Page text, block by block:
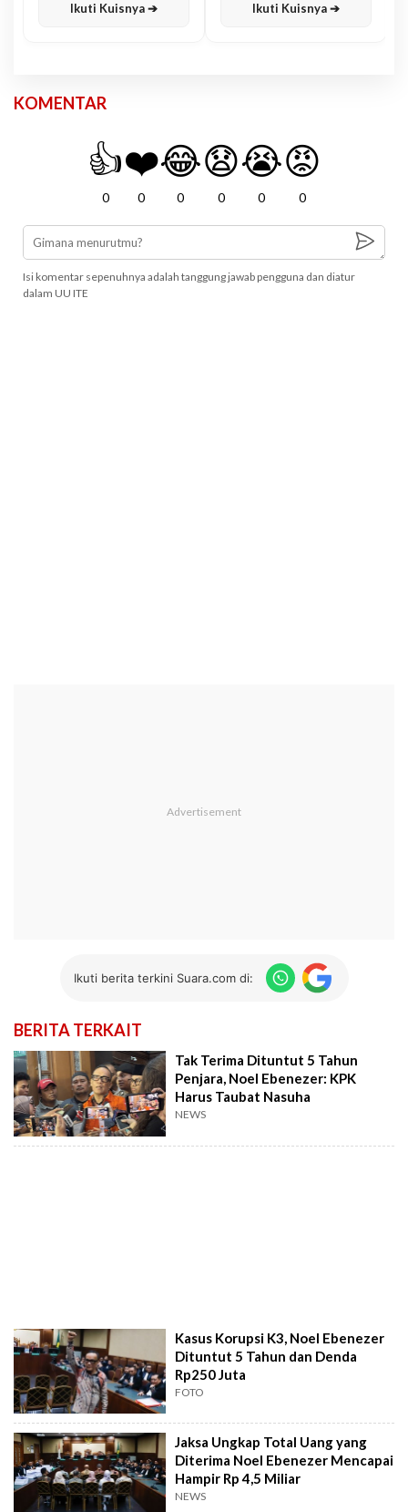
Ikuti Kuisnya ➔ Ikuti Kuisnya ➔
KOMENTAR
👍
0
❤️
0
😂
0
😧
0
😭
0
😡
0
Isi komentar sepenuhnya adalah tanggung jawab pengguna dan diatur
dalam UU ITE
Ikuti berita terkini Suara.com di:
BERITA TERKAIT
Tak Terima Dituntut 5 Tahun
Penjara, Noel Ebenezer: KPK
Harus Taubat Nasuha
NEWS
Kasus Korupsi K3, Noel Ebenezer
Dituntut 5 Tahun dan Denda
Rp250 Juta
FOTO
Jaksa Ungkap Total Uang yang
Diterima Noel Ebenezer Mencapai
Hampir Rp 4,5 Miliar
NEWS